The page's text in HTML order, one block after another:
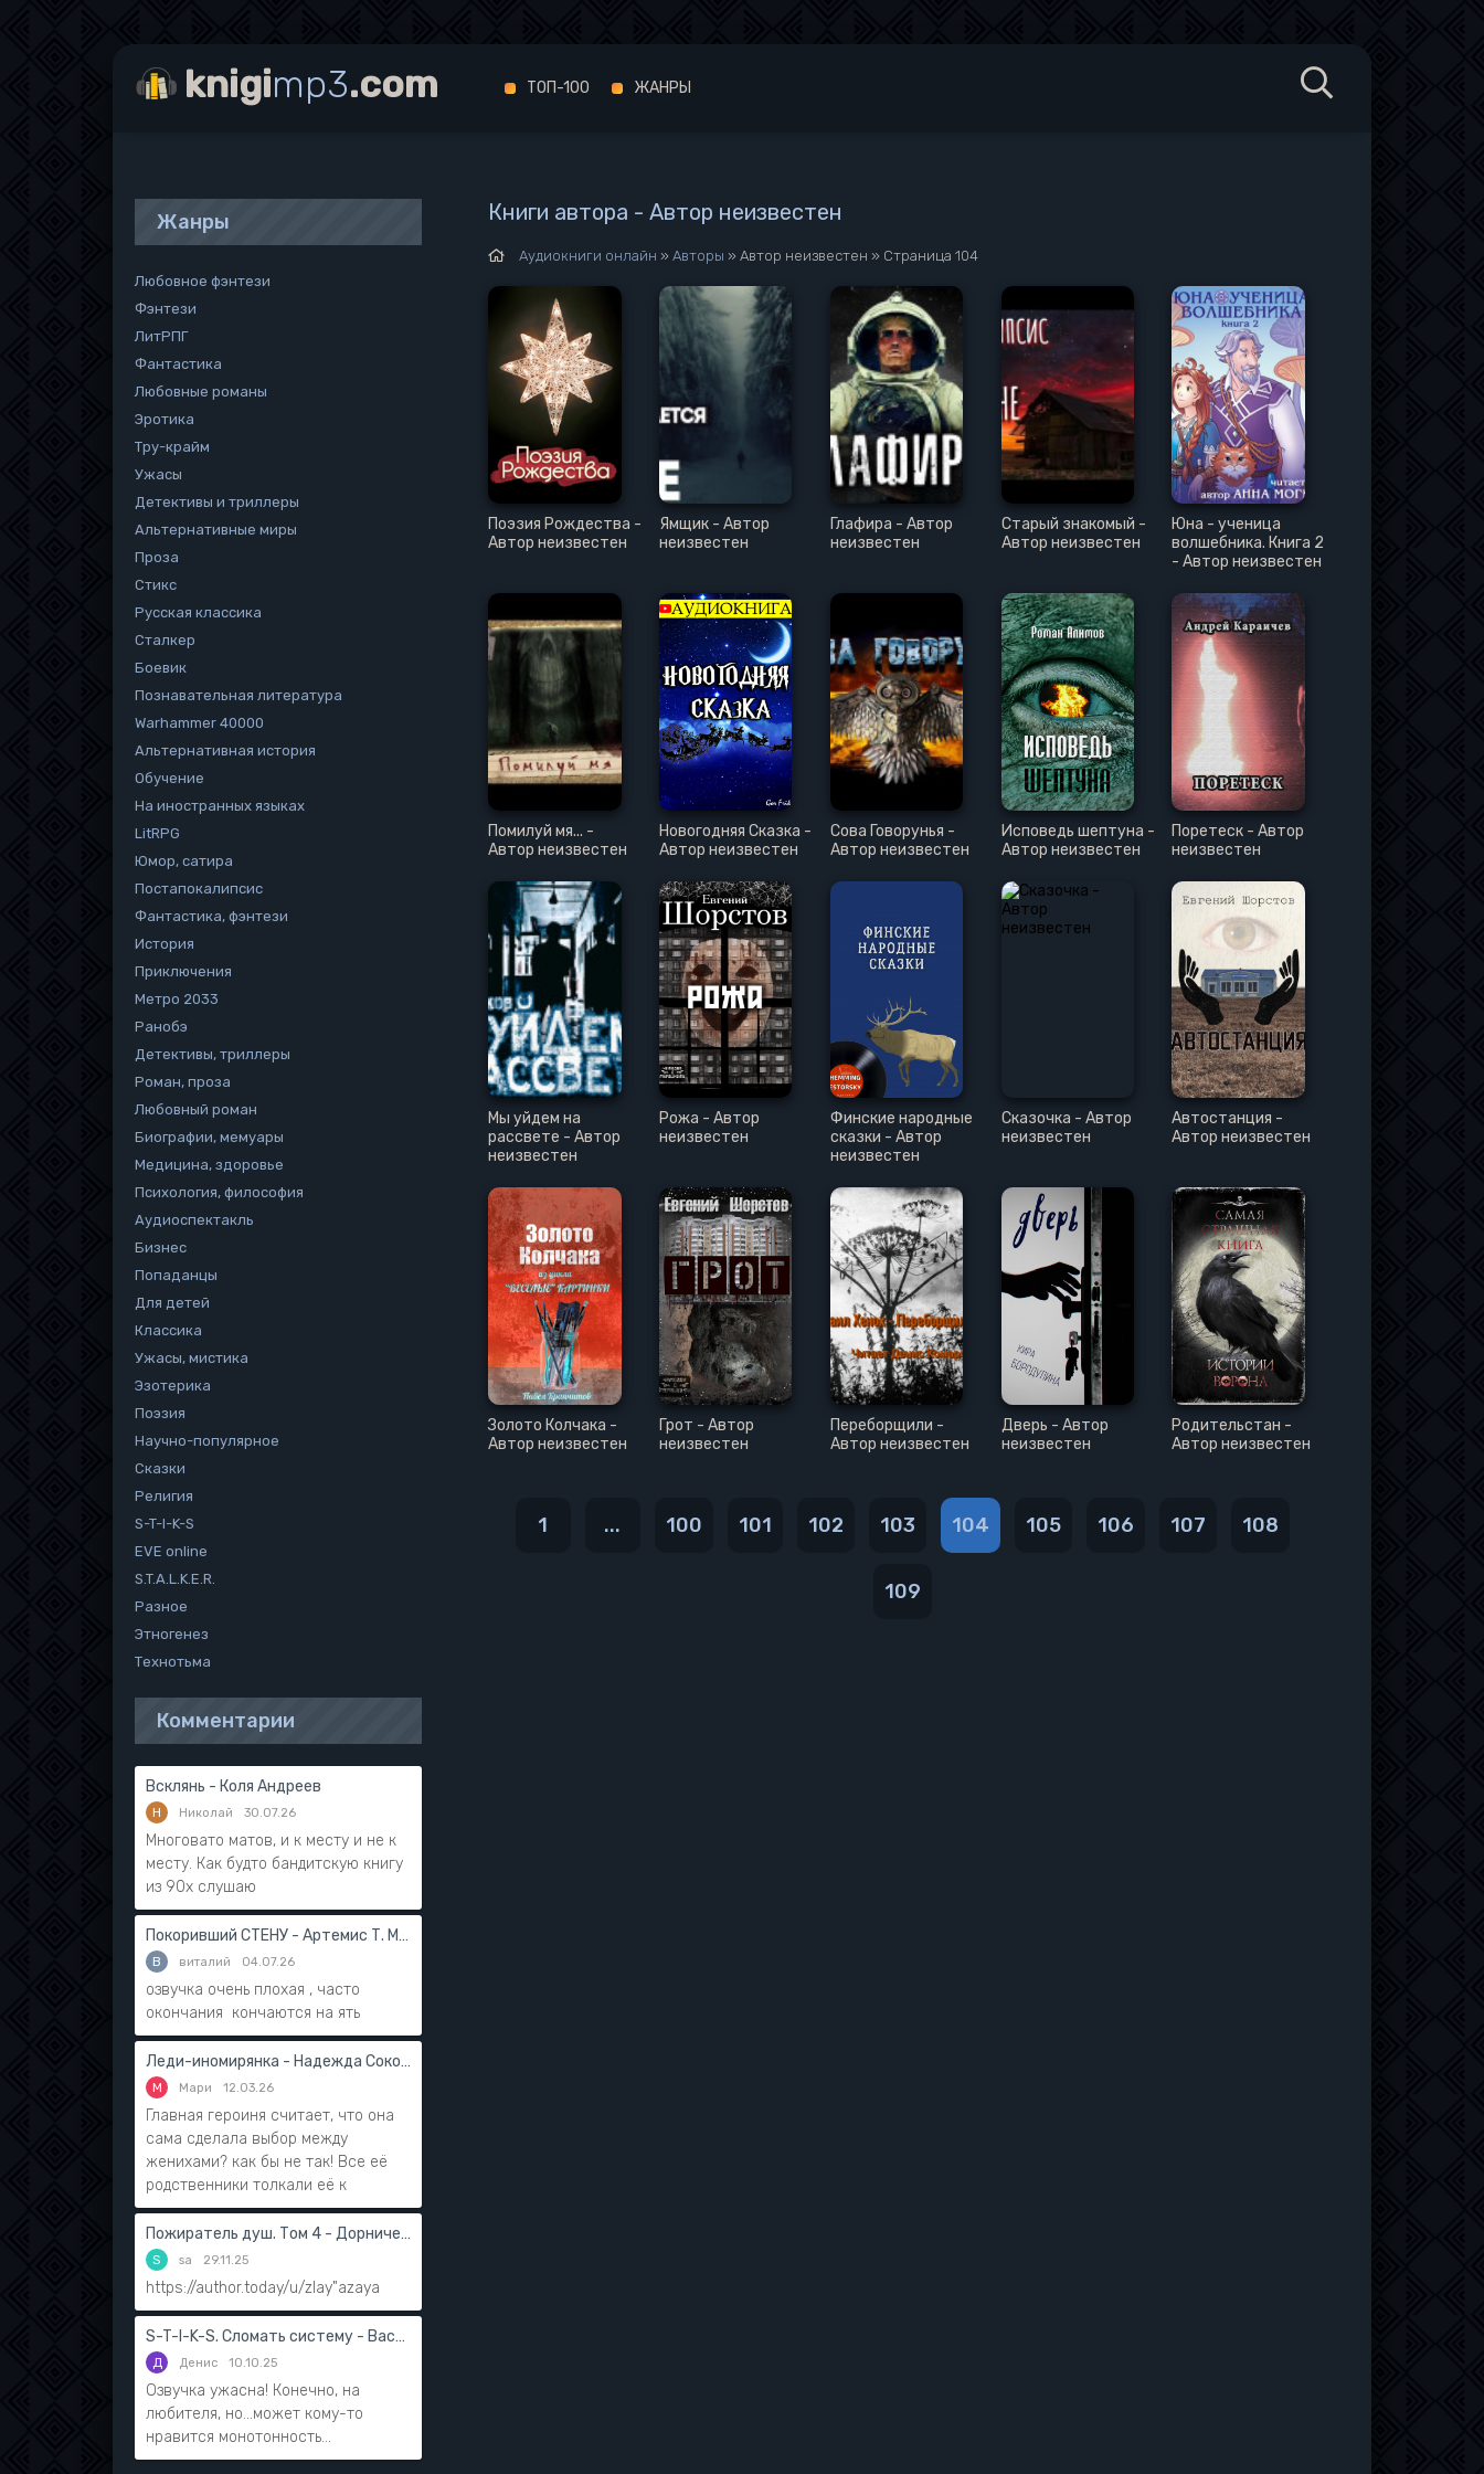
Книги автора - Автор неизвестен
Аудиокниги онлайн » Авторы » Автор неизвестен » Страница 104
Поэзия Рождества -
Автор неизвестен
Ямщик - Автор
неизвестен
Глафира - Автор
неизвестен
Старый знакомый -
Автор неизвестен
Юна - ученица
волшебника. Книга 2
- Автор неизвестен
Помилуй мя... -
Автор неизвестен
Новогодняя Сказка -
Автор неизвестен
Сова Говорунья -
Автор неизвестен
Исповедь шептуна -
Автор неизвестен
Поретеск - Автор
неизвестен
Мы уйдем на
рассвете - Автор
неизвестен
Рожа - Автор
неизвестен
Финские народные
сказки - Автор
неизвестен
Сказочка - Автор
неизвестен
Автостанция -
Автор неизвестен
Золото Колчака -
Автор неизвестен
Грот - Автор
неизвестен
Переборщили -
Автор неизвестен
Дверь - Автор
неизвестен
Родительстан -
Автор неизвестен
1 ... 100 101 102 103 104 105 106 107 108
109
Жанры
Любовное фэнтези
Фэнтези
ЛитРПГ
Фантастика
Любовные романы
Эротика
Тру-крайм
Ужасы
Детективы и триллеры
Альтернативные миры
Проза
Стикс
Русская классика
Сталкер
Боевик
Познавательная литература
Warhammer 40000
Альтернативная история
Обучение
На иностранных языках
LitRPG
Юмор, сатира
Постапокалипсис
Фантастика, фэнтези
История
Приключения
Метро 2033
Ранобэ
Детективы, триллеры
Роман, проза
Любовный роман
Биографии, мемуары
Медицина, здоровье
Психология, философия
Аудиоспектакль
Бизнес
Попаданцы
Для детей
Классика
Ужасы, мистика
Эзотерика
Поэзия
Научно-популярное
Сказки
Религия
S-T-I-K-S
EVE online
S.T.A.L.K.E.R.
Разное
Этногенез
Технотьма
Комментарии
Всклянь - Коля Андреев
Н Николай 30.07.26
Многовато матов, и к месту и не к
месту. Как будто бандитскую книгу
из 90х слушаю
Покоривший СТЕНУ - Артемис Т. Мантикор
В виталий 04.07.26
озвучка очень плохая , часто
окончания кончаются на ять
Леди-иномирянка - Надежда Соколова
М Мари 12.03.26
Главная героиня считает, что она
сама сделала выбор между
женихами? как бы не так! Все её
родственники толкали её к
Пожиратель душ. Том 4 - Дорничев Дмитрий
S sa 29.11.25
https://author.today/u/zlay"azaya
S-T-I-K-S. Сломать систему - Василий Мушинский
Д Денис 10.10.25
Озвучка ужасна! Конечно, на
любителя, но...может кому-то
нравится монотонность...
knigimp3.com ТОП-100 ЖАНРЫ